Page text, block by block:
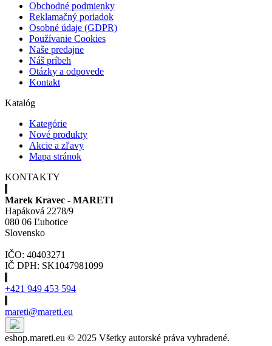
Obchodné podmienky
Reklamačný poriadok
Osobné údaje (GDPR)
Používanie Cookies
Naše predajne
Náš príbeh
Otázky a odpovede
Kontakt
Katalóg
Kategórie
Nové produkty
Akcie a zľavy
Mapa stránok
KONTAKTY
Marek Kravec - MARETI
Hapáková 2278/9
080 06 Ľubotice
Slovensko
IČO: 40403271
IČ DPH: SK1047981099
+421 949 453 594
mareti@mareti.eu
eshop.mareti.eu © 2025 Všetky autorské práva vyhradené.